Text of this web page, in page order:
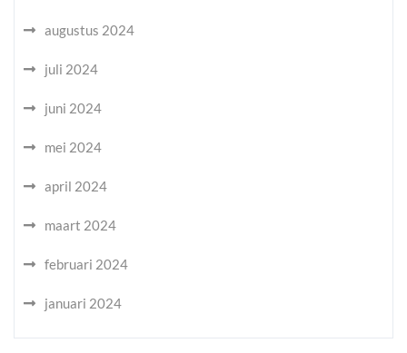
augustus 2024
juli 2024
juni 2024
mei 2024
april 2024
maart 2024
februari 2024
januari 2024